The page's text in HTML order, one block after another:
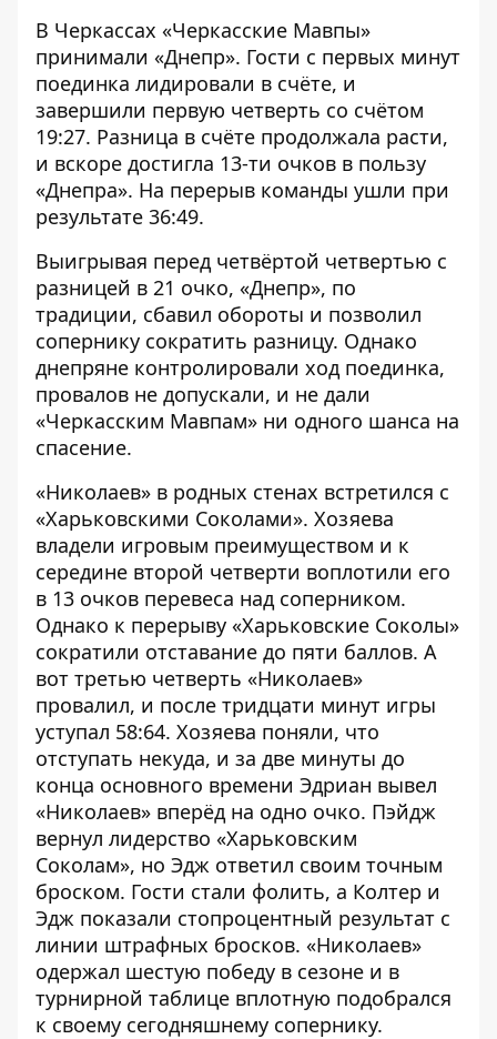
В Черкассах «Черкасские Мавпы»
принимали «Днепр». Гости с первых минут
поединка лидировали в счёте, и
завершили первую четверть со счётом
19:27. Разница в счёте продолжала расти,
и вскоре достигла 13-ти очков в пользу
«Днепра». На перерыв команды ушли при
результате 36:49.
Выигрывая перед четвёртой четвертью с
разницей в 21 очко, «Днепр», по
традиции, сбавил обороты и позволил
сопернику сократить разницу. Однако
днепряне контролировали ход поединка,
провалов не допускали, и не дали
«Черкасским Мавпам» ни одного шанса на
спасение.
«Николаев» в родных стенах встретился с
«Харьковскими Соколами». Хозяева
владели игровым преимуществом и к
середине второй четверти воплотили его
в 13 очков перевеса над соперником.
Однако к перерыву «Харьковские Соколы»
сократили отставание до пяти баллов. А
вот третью четверть «Николаев»
провалил, и после тридцати минут игры
уступал 58:64. Хозяева поняли, что
отступать некуда, и за две минуты до
конца основного времени Эдриан вывел
«Николаев» вперёд на одно очко. Пэйдж
вернул лидерство «Харьковским
Соколам», но Эдж ответил своим точным
броском. Гости стали фолить, а Колтер и
Эдж показали стопроцентный результат с
линии штрафных бросков. «Николаев»
одержал шестую победу в сезоне и в
турнирной таблице вплотную подобрался
к своему сегодняшнему сопернику.